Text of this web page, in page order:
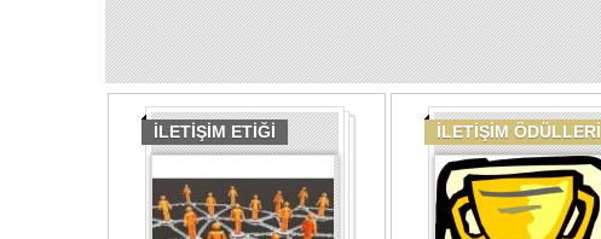
İLETİŞİM ETİĞİ İLETİŞİM ÖDÜLLERİ